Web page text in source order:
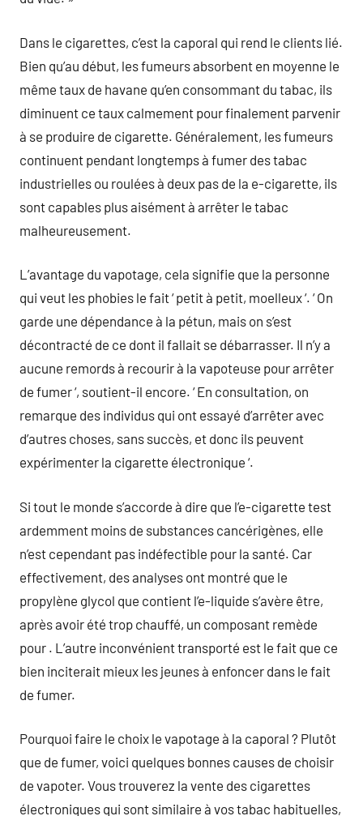
Dans le cigarettes, c’est la caporal qui rend le clients lié.
Bien qu’au début, les fumeurs absorbent en moyenne le
même taux de havane qu’en consommant du tabac, ils
diminuent ce taux calmement pour finalement parvenir
à se produire de cigarette. Généralement, les fumeurs
continuent pendant longtemps à fumer des tabac
industrielles ou roulées à deux pas de la e-cigarette, ils
sont capables plus aisément à arrêter le tabac
malheureusement.
L’avantage du vapotage, cela signifie que la personne
qui veut les phobies le fait ‘ petit à petit, moelleux ‘. ‘ On
garde une dépendance à la pétun, mais on s’est
décontracté de ce dont il fallait se débarrasser. Il n’y a
aucune remords à recourir à la vapoteuse pour arrêter
de fumer ‘, soutient-il encore. ‘ En consultation, on
remarque des individus qui ont essayé d’arrêter avec
d’autres choses, sans succès, et donc ils peuvent
expérimenter la cigarette électronique ‘.
Si tout le monde s’accorde à dire que l’e-cigarette test
ardemment moins de substances cancérigènes, elle
n’est cependant pas indéfectible pour la santé. Car
effectivement, des analyses ont montré que le
propylène glycol que contient l’e-liquide s’avère être,
après avoir été trop chauffé, un composant remède
pour . L’autre inconvénient transporté est le fait que ce
bien inciterait mieux les jeunes à enfoncer dans le fait
de fumer.
Pourquoi faire le choix le vapotage à la caporal ? Plutôt
que de fumer, voici quelques bonnes causes de choisir
de vapoter. Vous trouverez la vente des cigarettes
électroniques qui sont similaire à vos tabac habituelles,